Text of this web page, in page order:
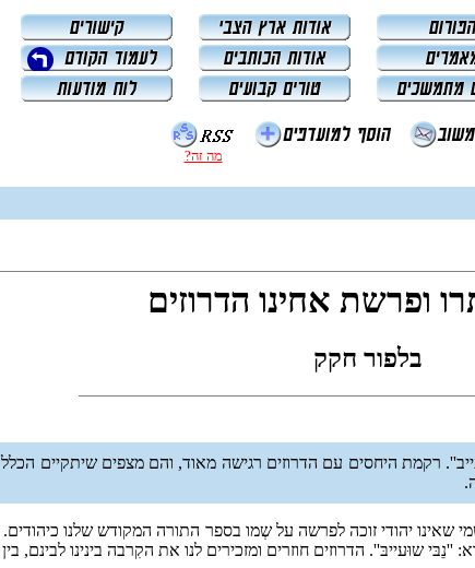
מה זה?
ופרשת אחינו הדרוזים
בלפור חקק
רקמת היחסים עם הדרוזים רגישה מאוד, והם מצפים שיתקיים
יהודי זוכה לפרשה על שְמו בספר התורה המקודש שלנו כיהודים.
שוּעייבּ''. הדרוזים חוזרים ומזכירים לנו את הקִרבה בינינו לבינם, בין